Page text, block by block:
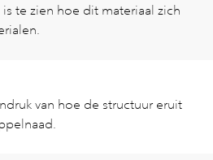
is te zien hoe dit materiaal zich
van hoe de structuur eruit